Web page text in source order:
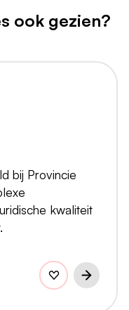
ook gezien?
bij Provincie
kwaliteit